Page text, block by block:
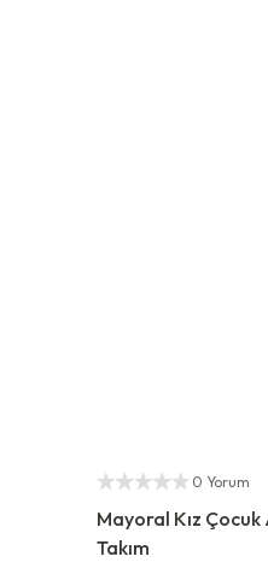
Yetkili Satıcı
0 Yorum
Mayoral Kız
Takım